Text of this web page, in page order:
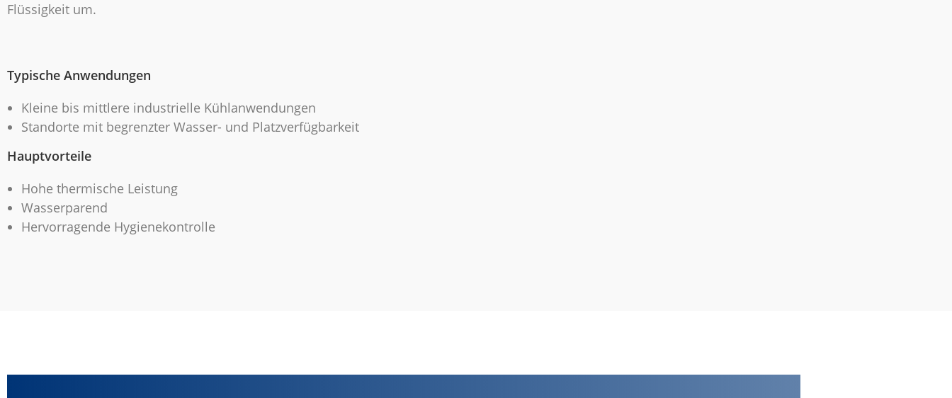
Flüssigkeit um.
Typische Anwendungen
Kleine bis mittlere industrielle Kühlanwendungen
Standorte mit begrenzter Wasser- und Platzverfügbarkeit
Hauptvorteile
Hohe thermische Leistung
Wasserparend
Hervorragende Hygienekontrolle